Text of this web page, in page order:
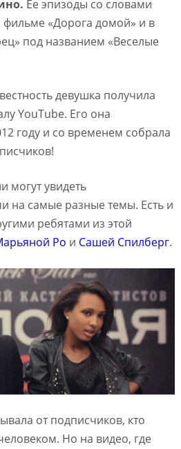
Ее эпизоды со словами
«Дорога домой» и в
под названием «Веселые
девушка получила
YouTube. Его она
году и со временем собрала
могут увидеть
на самые разные темы. Есть и
ребятами из этой
Ро и Сашей Спилберг.
от подписчиков, кто
Но на видео, где